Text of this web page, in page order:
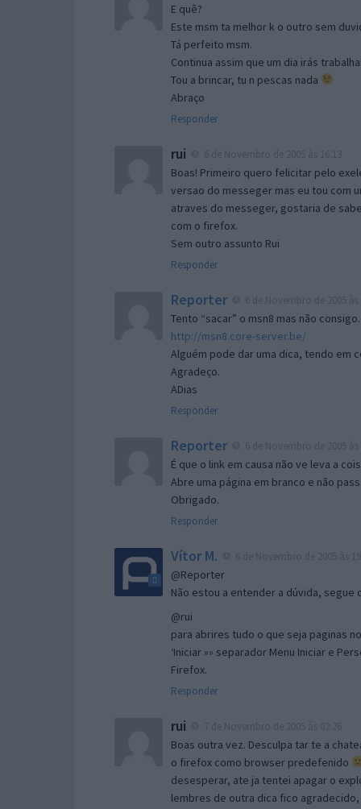
E quê?
Este msm ta melhor k o outro sem
Tá perfeito msm.
Continua assim que um dia irás
Tou a brincar, tu n pescas nada
Abraço
Responder
rui
Boas! Primeiro quero felicitar pelo
versao do messeger mas eu tou com
atraves do messeger, gostaria de
com o firefox.
Sem outro assunto Rui
Responder
Reporter
Tento “sacar” o msn8 mas não
http://msn8.core-server.be/
Alguém pode dar uma dica, tendo em
Agradeço.
ADias
Responder
Reporter
É que o link em causa não ve leva a
Abre uma página em branco e não
Obrigado.
Responder
Vítor M.
@Reporter
Não estou a entender a dúvida,
@rui
para abrires tudo o que seja paginas
‘Iniciar »» separador Menu Iniciar e
Firefox.
Responder
rui
Boas outra vez. Desculpa tar te a
o firefox como browser predefenido
desesperar, ate ja tentei apagar o
lembres de outra dica fico